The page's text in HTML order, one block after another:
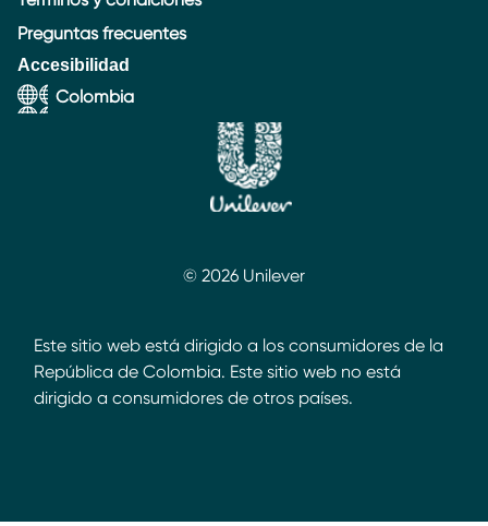
Preguntas frecuentes
Accesibilidad
Colombia
© 2026 Unilever
Este sitio web está dirigido a los consumidores de la
República de Colombia. Este sitio web no está
dirigido a consumidores de otros países.